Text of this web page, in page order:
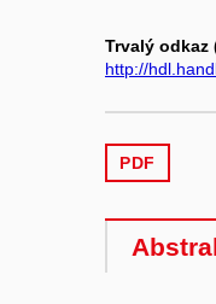
Trvalý odkaz
http://
PDF